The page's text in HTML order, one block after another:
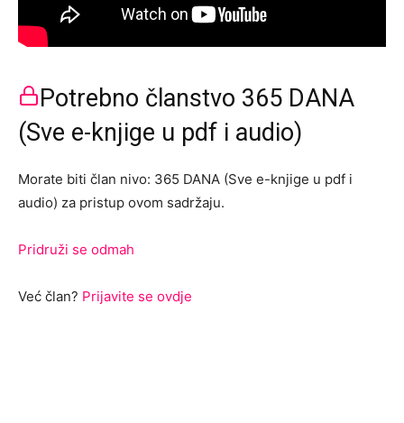
Potrebno članstvo 365 DANA
(Sve e-knjige u pdf i audio)
Morate biti član nivo: 365 DANA (Sve e-knjige u pdf i
audio) za pristup ovom sadržaju.
Pridruži se odmah
Već član? Prijavite se ovdje